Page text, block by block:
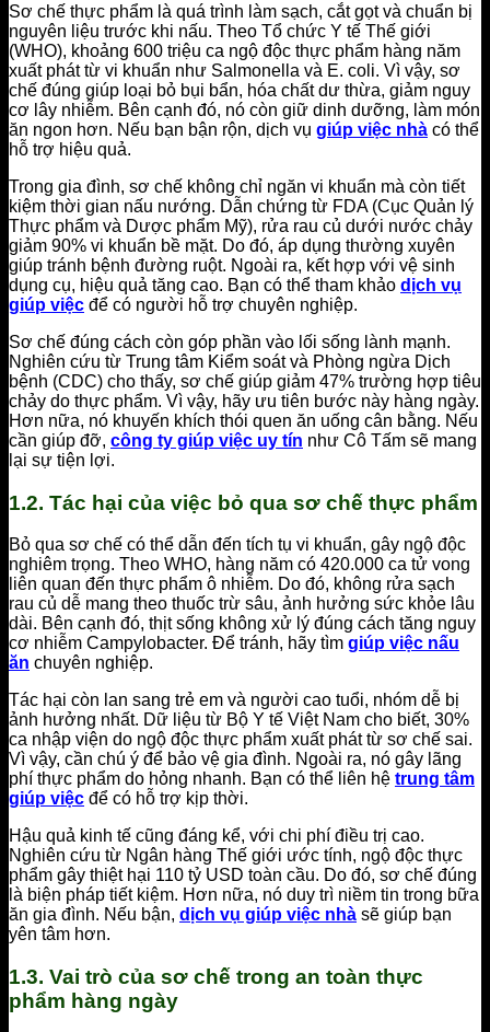
Sơ chế thực phẩm là quá trình làm sạch, cắt gọt và chuẩn bị
nguyên liệu trước khi nấu. Theo Tổ chức Y tế Thế giới
(WHO), khoảng 600 triệu ca ngộ độc thực phẩm hàng năm
xuất phát từ vi khuẩn như Salmonella và E. coli. Vì vậy, sơ
chế đúng giúp loại bỏ bụi bẩn, hóa chất dư thừa, giảm nguy
cơ lây nhiễm. Bên cạnh đó, nó còn giữ dinh dưỡng, làm món
ăn ngon hơn. Nếu bạn bận rộn, dịch vụ giúp việc nhà có thể
hỗ trợ hiệu quả.
Trong gia đình, sơ chế không chỉ ngăn vi khuẩn mà còn tiết
kiệm thời gian nấu nướng. Dẫn chứng từ FDA (Cục Quản lý
Thực phẩm và Dược phẩm Mỹ), rửa rau củ dưới nước chảy
giảm 90% vi khuẩn bề mặt. Do đó, áp dụng thường xuyên
giúp tránh bệnh đường ruột. Ngoài ra, kết hợp với vệ sinh
dụng cụ, hiệu quả tăng cao. Bạn có thể tham khảo dịch vụ
giúp việc để có người hỗ trợ chuyên nghiệp.
Sơ chế đúng cách còn góp phần vào lối sống lành mạnh.
Nghiên cứu từ Trung tâm Kiểm soát và Phòng ngừa Dịch
bệnh (CDC) cho thấy, sơ chế giúp giảm 47% trường hợp tiêu
chảy do thực phẩm. Vì vậy, hãy ưu tiên bước này hàng ngày.
Hơn nữa, nó khuyến khích thói quen ăn uống cân bằng. Nếu
cần giúp đỡ, công ty giúp việc uy tín như Cô Tấm sẽ mang
lại sự tiện lợi.
1.2. Tác hại của việc bỏ qua sơ chế thực phẩm
Bỏ qua sơ chế có thể dẫn đến tích tụ vi khuẩn, gây ngộ độc
nghiêm trọng. Theo WHO, hàng năm có 420.000 ca tử vong
liên quan đến thực phẩm ô nhiễm. Do đó, không rửa sạch
rau củ dễ mang theo thuốc trừ sâu, ảnh hưởng sức khỏe lâu
dài. Bên cạnh đó, thịt sống không xử lý đúng cách tăng nguy
cơ nhiễm Campylobacter. Để tránh, hãy tìm giúp việc nấu
ăn chuyên nghiệp.
Tác hại còn lan sang trẻ em và người cao tuổi, nhóm dễ bị
ảnh hưởng nhất. Dữ liệu từ Bộ Y tế Việt Nam cho biết, 30%
ca nhập viện do ngộ độc thực phẩm xuất phát từ sơ chế sai.
Vì vậy, cần chú ý để bảo vệ gia đình. Ngoài ra, nó gây lãng
phí thực phẩm do hỏng nhanh. Bạn có thể liên hệ trung tâm
giúp việc để có hỗ trợ kịp thời.
Hậu quả kinh tế cũng đáng kể, với chi phí điều trị cao.
Nghiên cứu từ Ngân hàng Thế giới ước tính, ngộ độc thực
phẩm gây thiệt hại 110 tỷ USD toàn cầu. Do đó, sơ chế đúng
là biện pháp tiết kiệm. Hơn nữa, nó duy trì niềm tin trong bữa
ăn gia đình. Nếu bận, dịch vụ giúp việc nhà sẽ giúp bạn
yên tâm hơn.
1.3. Vai trò của sơ chế trong an toàn thực
phẩm hàng ngày